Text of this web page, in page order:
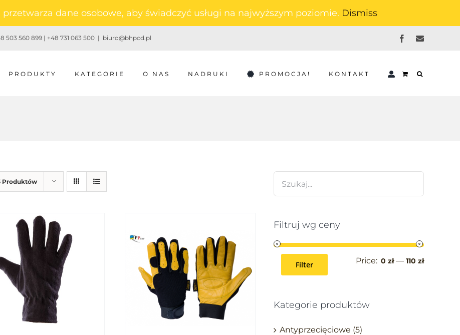
503 560 899 | +48 731 063 500 | biuro@bhpcd.pl FacebookEmail
PRODUKTY KATEGORIE O NAS NADRUKI PROMOCJA! KONTAKT
Produktów
Filtruj wg ceny
Filter Price: 0 zł— 110 zł
Kategorie produktów
Antyprzecięciowe (5)
przetwarza dane osobowe, aby świadczyć usługi na najwyższym poziomie. Dismiss